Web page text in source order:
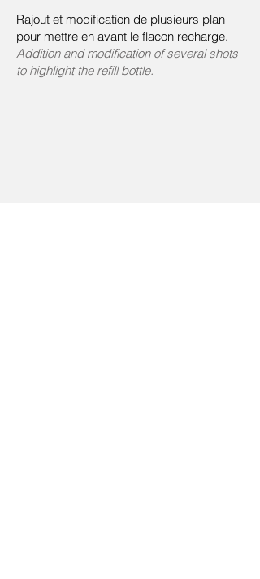
Rajout et modification de plusieurs plan
pour mettre en avant le flacon recharge.
Addition and modification of several shots
to highlight the refill bottle.